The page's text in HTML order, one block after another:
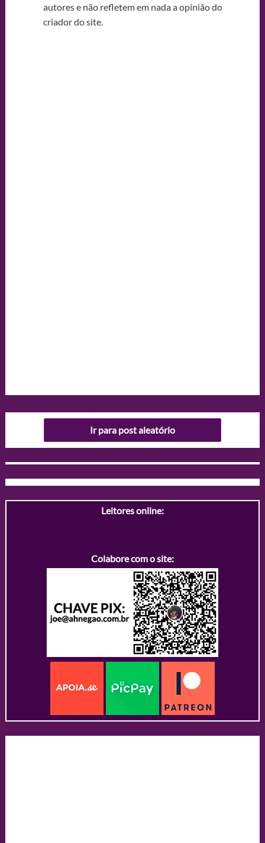
autores e não refletem em nada a opinião do
criador do site.
Ir para post aleatório
Leitores online:
Colabore com o site: